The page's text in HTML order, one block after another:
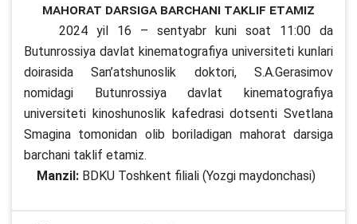
mahorat darsiga barchani taklif etamiz
2024 yil 16 – sentyabr kuni soat 11:00 da
Butunrossiya davlat kinematografiya universiteti kunlari
doirasida San’atshunoslik doktori, S.A.Gerasimov
nomidagi Butunrossiya davlat kinematografiya
universiteti kinoshunoslik kafedrasi dotsenti Svetlana
Smagina tomonidan olib boriladigan mahorat darsiga
barchani taklif etamiz.
Manzil: BDKU Toshkent filiali (Yozgi maydonchasi)